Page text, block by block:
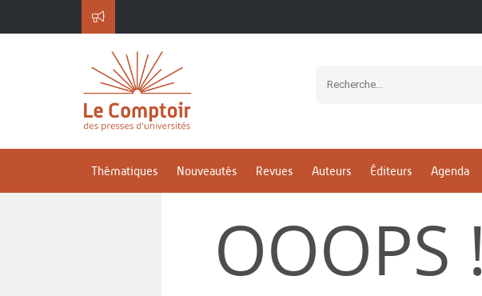
Thématiques Nouveautés Revues Auteurs Éditeurs Agenda
OOOPS !